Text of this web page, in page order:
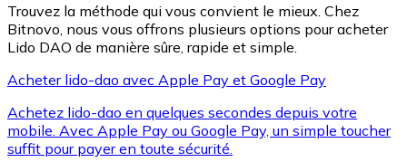
XRP
XRP
Trouvez la méthode qui vous convient le mieux. Chez
Bitnovo, nous vous offrons plusieurs options pour acheter
Lido DAO de manière sûre, rapide et simple.
Acheter lido-dao avec Apple Pay et Google Pay
Achetez lido-dao en quelques secondes depuis votre
mobile. Avec Apple Pay ou Google Pay, un simple toucher
suffit pour payer en toute sécurité.